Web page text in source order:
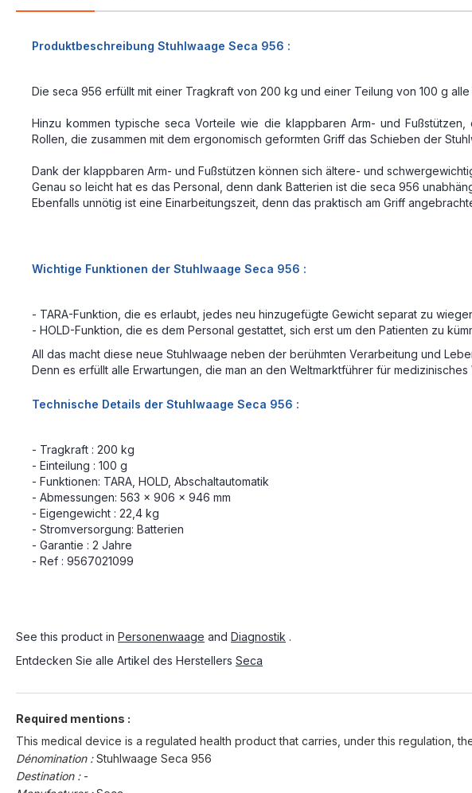
Produktbeschreibung Stuhlwaage Seca 956 :
Die seca 956 erfüllt mit einer Tragkraft von 200 kg und einer Teilung von 100 g
Hinzu kommen typische seca Vorteile wie die klappbaren Arm- und
Rollen, die zusammen mit dem ergonomisch geformten Griff das Schieben der
Dank der klappbaren Arm- und Fußstützen können sich ältere- und
Genau so leicht hat es das Personal, denn dank Batterien ist die seca 956
Ebenfalls unnötig ist eine Einarbeitungszeit, denn das praktisch am Griff
Wichtige Funktionen der Stuhlwaage Seca 956 :
- TARA-Funktion, die es erlaubt, jedes neu hinzugefügte Gewicht separat zu
- HOLD-Funktion, die es dem Personal gestattet, sich erst um den Patienten zu
All das macht diese neue Stuhlwaage neben der berühmten Verarbeitung und
Denn es erfüllt alle Erwartungen, die man an den Weltmarktführer für
Technische Details der Stuhlwaage Seca 956 :
- Tragkraft : 200 kg
- Einteilung : 100 g
- Funktionen: TARA, HOLD, Abschaltautomatik
- Abmessungen: 563 x 906 x 946 mm
- Eigengewicht : 22,4 kg
- Stromversorgung: Batterien
- Garantie : 2 Jahre
- Ref : 9567021099
See this product in Personenwaage and Diagnostik .
Entdecken Sie alle Artikel des Herstellers Seca
Required mentions :
This medical device is a regulated health product that carries, under this regulation,
Dénomination :Stuhlwaage Seca 956
Destination : -